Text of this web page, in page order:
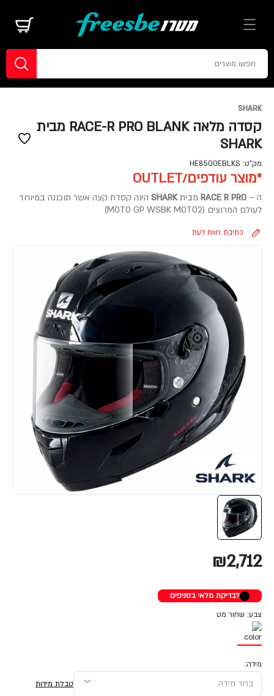
SHARK
קסדה מלאה RACE-R PRO BLANK מבית
SHARK
מק"ט: HE8500EBLKS
*מוצר עודפים/OUTLET
ה – RACE R PRO מביתSHARK הינה קסדת קצה אשר תוכננה במיוחד
לעולם המרוצים (MOTO GP WSBK MOTO2)
כתיבת חוות דעת
₪2,712
לבדיקת מלאי בסניפים
צבע: שחור מט
מידה:
טבלת מידות